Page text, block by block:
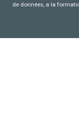
de données, a la